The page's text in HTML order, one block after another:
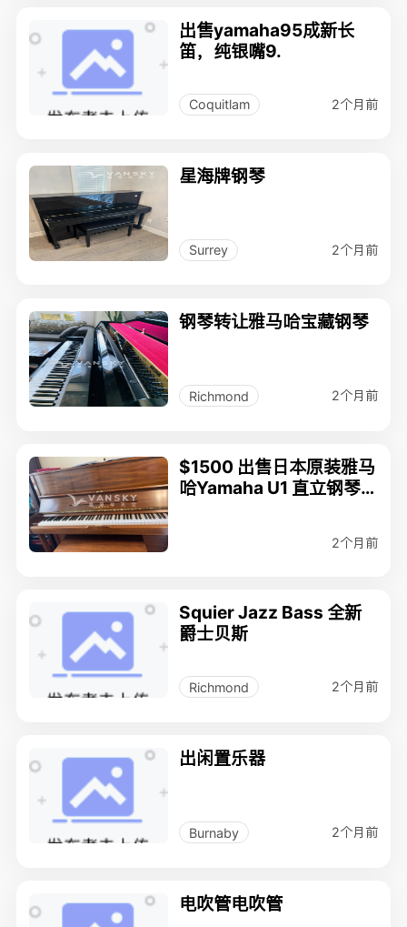
出售yamaha95成新长
笛，纯银嘴9.
Coquitlam 2个月前
星海牌钢琴
Surrey 2个月前
钢琴转让雅马哈宝藏钢琴
Richmond 2个月前
$1500 出售日本原装雅马
哈Yamaha U1 直立钢琴
2个月前
Squier Jazz Bass 全新
爵士贝斯
Richmond 2个月前
出闲置乐器
Burnaby 2个月前
电吹管电吹管